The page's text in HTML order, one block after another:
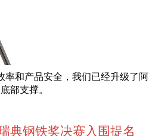
率和产品安全，我们已经升级了阿
部支撑。
典钢铁奖决赛入围提名